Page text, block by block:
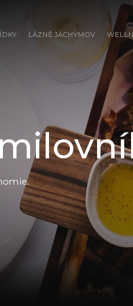
LÁZNĚ JÁCHYMOV